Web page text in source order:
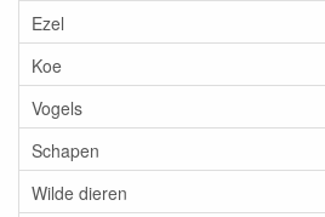
Ezel
Koe
Vogels
Schapen
Wilde dieren